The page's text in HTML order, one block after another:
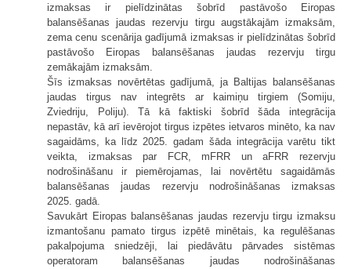
izmaksas ir pielīdzinātas šobrīd pastāvošo Eiropas
balansēšanas jaudas rezervju tirgu augstākajām izmaksām,
zema cenu scenārija gadījumā izmaksas ir pielīdzinātas šobrīd
pastāvošo Eiropas balansēšanas jaudas rezervju tirgu
zemākajām izmaksām.
Šīs izmaksas novērtētas gadījumā, ja Baltijas balansēšanas
jaudas tirgus nav integrēts ar kaimiņu tirgiem (Somiju,
Zviedriju, Poliju). Tā kā faktiski šobrīd šāda integrācija
nepastāv, kā arī ievērojot tirgus izpētes ietvaros minēto, ka nav
sagaidāms, ka līdz 2025. gadam šāda integrācija varētu tikt
veikta, izmaksas par FCR, mFRR un aFRR rezervju
nodrošināšanu ir piemērojamas, lai novērtētu sagaidāmās
balansēšanas jaudas rezervju nodrošināšanas izmaksas
2025. gadā.
Savukārt Eiropas balansēšanas jaudas rezervju tirgu izmaksu
izmantošanu pamato tirgus izpētē minētais, ka regulēšanas
pakalpojuma sniedzēji, lai piedāvātu pārvades sistēmas
operatoram balansēšanas jaudas nodrošināšanas